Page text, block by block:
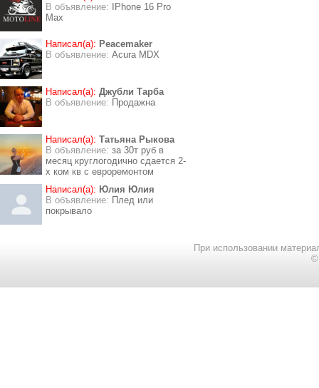
В объявление:
IPhone 16 Pro
Max
Написал(а): Peacemaker
В объявление: Acura MDX
Написал(а): Джубли Тарба
В объявление: Продажна
Написал(а): Татьяна Рыкова
В объявление: за 30т руб в
месяц круглогодично сдается 2-
х ком кв с евроремонтом
Написал(а): Юлия Юлия
В объявление: Плед или
покрывало
При использовании